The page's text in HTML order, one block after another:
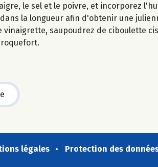
le sel et le poivre, et incorporez
la longueur afin d'obtenir une
saupoudrez de ciboulette
légales Protection des